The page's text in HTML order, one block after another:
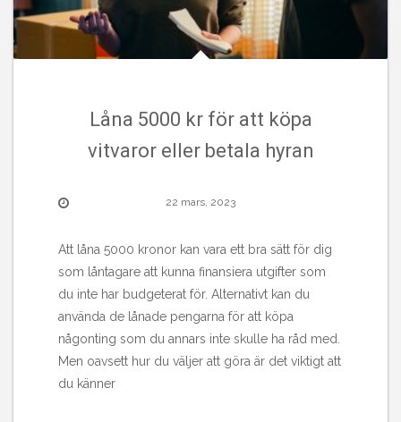
Låna 5000 kr för att köpa
vitvaror eller betala hyran
22 mars, 2023
Att låna 5000 kronor kan vara ett bra sätt för dig
som låntagare att kunna finansiera utgifter som
du inte har budgeterat för. Alternativt kan du
använda de lånade pengarna för att köpa
någonting som du annars inte skulle ha råd med.
Men oavsett hur du väljer att göra är det viktigt att
du känner